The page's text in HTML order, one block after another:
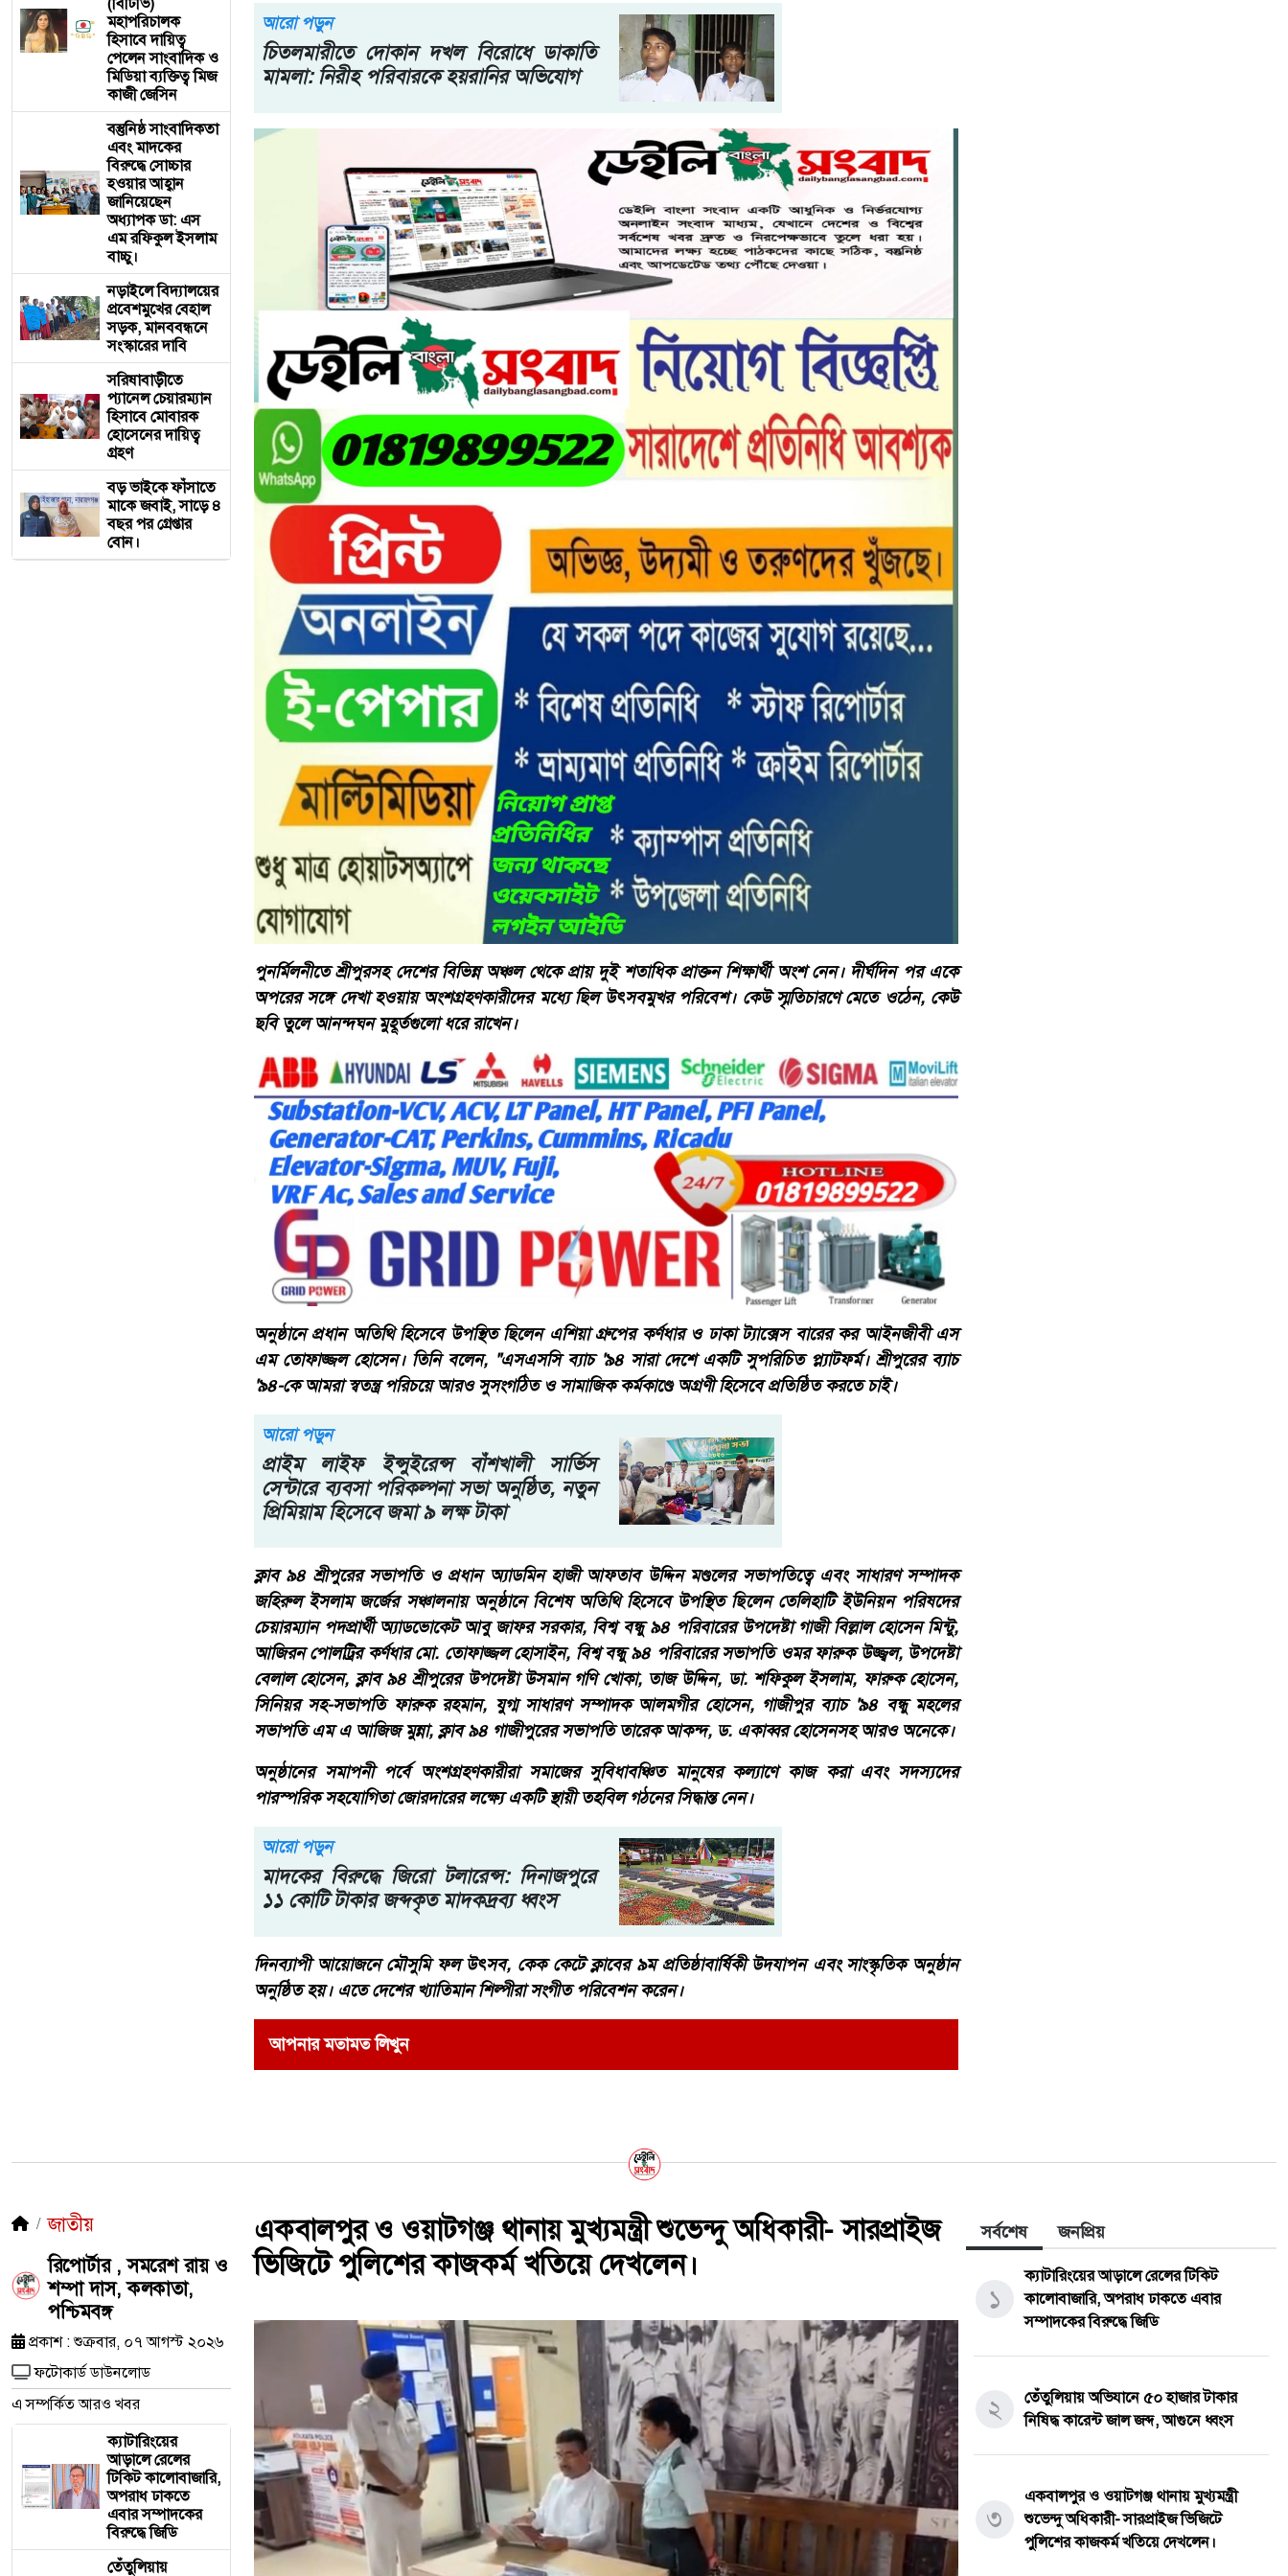
মহাপরিচালক
হিসাবে দায়িত্ব
পেলেন সাংবাদিক ও
মিডিয়া ব্যক্তিত্ব মিজ
কাজী জেসিন
বস্তুনিষ্ঠ সাংবাদিকতা
এবং মাদকের
বিরুদ্ধে সোচ্চার
হওয়ার আহ্বান
জানিয়েছেন
অধ্যাপক ডা: এস
এম রফিকুল ইসলাম
বাচ্চু।
নড়াইলে বিদ্যালয়ের
প্রবেশমুখের বেহাল
সড়ক, মানববন্ধনে
সংস্কারের দাবি
সরিষাবাড়ীতে
প্যানেল চেয়ারম্যান
হিসাবে মোবারক
হোসেনের দায়িত্ব
গ্রহণ
বড় ভাইকে ফাঁসাতে
মাকে জবাই, সাড়ে ৪
বছর পর গ্রেপ্তার
বোন।
আরো পড়ুন
চিতলমারীতে দোকান দখল বিরোধে ডাকাতি
মামলা: নিরীহ পরিবারকে হয়রানির অভিযোগ
পুনর্মিলনীতে শ্রীপুরসহ দেশের বিভিন্ন অঞ্চল থেকে প্রায় দুই শতাধিক প্রাক্তন শিক্ষার্থী অংশ নেন। দীর্ঘদিন পর একে
অপরের সঙ্গে দেখা হওয়ায় অংশগ্রহণকারীদের মধ্যে ছিল উৎসবমুখর পরিবেশ। কেউ স্মৃতিচারণে মেতে ওঠেন, কেউ
ছবি তুলে আনন্দঘন মুহূর্তগুলো ধরে রাখেন।
অনুষ্ঠানে প্রধান অতিথি হিসেবে উপস্থিত ছিলেন এশিয়া গ্রুপের কর্ণধার ও ঢাকা ট্যাক্সেস বারের কর আইনজীবী এস
এম তোফাজ্জল হোসেন। তিনি বলেন, "এসএসসি ব্যাচ '৯৪ সারা দেশে একটি সুপরিচিত প্ল্যাটফর্ম। শ্রীপুরের ব্যাচ
'৯৪-কে আমরা স্বতন্ত্র পরিচয়ে আরও সুসংগঠিত ও সামাজিক কর্মকাণ্ডে অগ্রণী হিসেবে প্রতিষ্ঠিত করতে চাই।
আরো পড়ুন
প্রাইম লাইফ ইন্সুইরেন্স বাঁশখালী সার্ভিস
সেন্টারে ব্যবসা পরিকল্পনা সভা অনুষ্ঠিত, নতুন
প্রিমিয়াম হিসেবে জমা ৯ লক্ষ টাকা
ক্লাব ৯৪ শ্রীপুরের সভাপতি ও প্রধান অ্যাডমিন হাজী আফতাব উদ্দিন মণ্ডলের সভাপতিত্বে এবং সাধারণ সম্পাদক
জহিরুল ইসলাম জর্জের সঞ্চালনায় অনুষ্ঠানে বিশেষ অতিথি হিসেবে উপস্থিত ছিলেন তেলিহাটি ইউনিয়ন পরিষদের
চেয়ারম্যান পদপ্রার্থী অ্যাডভোকেট আবু জাফর সরকার, বিশ্ব বন্ধু ৯৪ পরিবারের উপদেষ্টা গাজী বিল্লাল হোসেন মিন্টু,
আজিরন পোলট্রির কর্ণধার মো. তোফাজ্জল হোসাইন, বিশ্ব বন্ধু ৯৪ পরিবারের সভাপতি ওমর ফারুক উজ্জ্বল, উপদেষ্টা
বেলাল হোসেন, ক্লাব ৯৪ শ্রীপুরের উপদেষ্টা উসমান গণি খোকা, তাজ উদ্দিন, ডা. শফিকুল ইসলাম, ফারুক হোসেন,
সিনিয়র সহ-সভাপতি ফারুক রহমান, যুগ্ম সাধারণ সম্পাদক আলমগীর হোসেন, গাজীপুর ব্যাচ '৯৪ বন্ধু মহলের
সভাপতি এম এ আজিজ মুন্না, ক্লাব ৯৪ গাজীপুরের সভাপতি তারেক আকন্দ, ড. একাব্বর হোসেনসহ আরও অনেকে।
অনুষ্ঠানের সমাপনী পর্বে অংশগ্রহণকারীরা সমাজের সুবিধাবঞ্চিত মানুষের কল্যাণে কাজ করা এবং সদস্যদের
পারস্পরিক সহযোগিতা জোরদারের লক্ষ্যে একটি স্থায়ী তহবিল গঠনের সিদ্ধান্ত নেন।
আরো পড়ুন
মাদকের বিরুদ্ধে জিরো টলারেন্স: দিনাজপুরে
১১ কোটি টাকার জব্দকৃত মাদকদ্রব্য ধ্বংস
দিনব্যাপী আয়োজনে মৌসুমি ফল উৎসব, কেক কেটে ক্লাবের ৯ম প্রতিষ্ঠাবার্ষিকী উদযাপন এবং সাংস্কৃতিক অনুষ্ঠান
অনুষ্ঠিত হয়। এতে দেশের খ্যাতিমান শিল্পীরা সংগীত পরিবেশন করেন।
আপনার মতামত লিখুন
জাতীয়
রিপোর্টার , সমরেশ রায় ও
শম্পা দাস, কলকাতা,
পশ্চিমবঙ্গ
প্রকাশ : শুক্রবার, ০৭ আগস্ট ২০২৬
ফটোকার্ড ডাউনলোড
এ সম্পর্কিত আরও খবর
ক্যাটারিংয়ের
আড়ালে রেলের
টিকিট কালোবাজারি,
অপরাধ ঢাকতে
এবার সম্পাদকের
বিরুদ্ধে জিডি
তেঁতুলিয়ায়
একবালপুর ও ওয়াটগঞ্জ থানায় মুখ্যমন্ত্রী শুভেন্দু অধিকারী- সারপ্রাইজ
ভিজিটে পুলিশের কাজকর্ম খতিয়ে দেখলেন।
সর্বশেষ জনপ্রিয়
১
ক্যাটারিংয়ের আড়ালে রেলের টিকিট
কালোবাজারি, অপরাধ ঢাকতে এবার
সম্পাদকের বিরুদ্ধে জিডি
২
তেঁতুলিয়ায় অভিযানে ৫০ হাজার টাকার
নিষিদ্ধ কারেন্ট জাল জব্দ, আগুনে ধ্বংস
৩
একবালপুর ও ওয়াটগঞ্জ থানায় মুখ্যমন্ত্রী
শুভেন্দু অধিকারী- সারপ্রাইজ ভিজিটে
পুলিশের কাজকর্ম খতিয়ে দেখলেন।